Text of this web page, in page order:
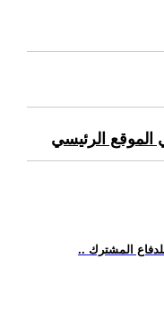
الموقع الرئيسي